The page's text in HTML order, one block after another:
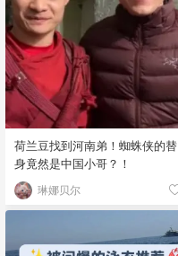
荷兰豆找到河南弟！蜘蛛侠的替
身竟然是中国小哥？！
琳娜贝尔